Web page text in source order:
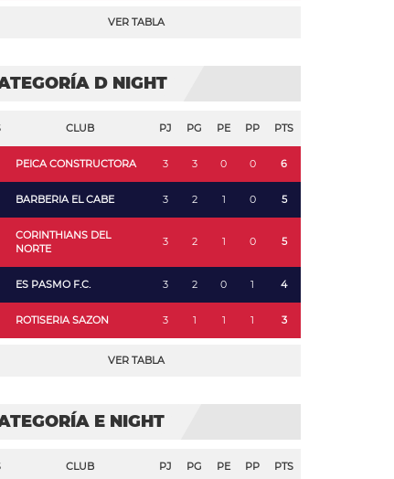
VER TABLA
D NIGHT
CLUB PJ PG PE PP PTS
PEICA CONSTRUCTORA 3 3 0 0 6
BARBERIA EL CABE 3 2 1 0 5
CORINTHIANS DEL
NORTE
3 2 1 0 5
ES PASMO F.C. 3 2 0 1 4
ROTISERIA SAZON 3 1 1 1 3
VER TABLA
E NIGHT
CLUB PJ PG PE PP PTS